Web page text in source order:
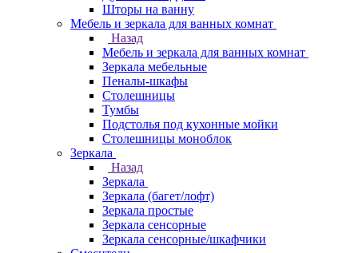
Шторы на ванну
Мебель и зеркала для ванных комнат
Назад
Мебель и зеркала для ванных комнат
Зеркала мебельные
Пеналы-шкафы
Столешницы
Тумбы
Подстолья под кухонные мойки
Столешницы моноблок
Зеркала
Назад
Зеркала
Зеркала (багет/лофт)
Зеркала простые
Зеркала сенсорные
Зеркала сенсорные/шкафчики